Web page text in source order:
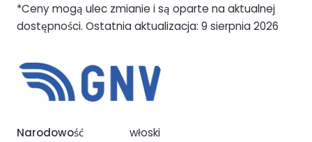
*Ceny mogą ulec zmianie i są oparte na aktualnej
dostępności. Ostatnia aktualizacja: 9 sierpnia 2026
Narodowość
włoski